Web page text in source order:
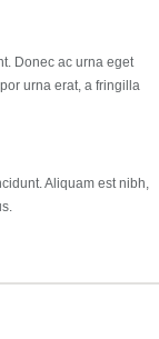
Donec ac urna eget
urna erat, a fringilla
Aliquam est nibh,